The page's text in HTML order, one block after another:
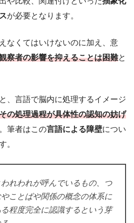
が必要となります。
なくてはいけないのに加え、意
察者の影響を抑えることは困難と
、言語で脳内に処理するイメージ
の処理過程が具体性の認知の妨げ
筆者はこの言語による障壁につい
。
れわれが呼んでいるもの、つ
ことばや関係の概念の体系に
程度完全に認識するという芽